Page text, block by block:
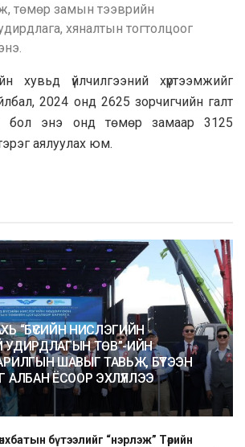
төмөр замын тээврийн
хяналтын тогтолцоог
хувьд үйлчилгээний хүртээмжийг
2024 онд 2625 зорчигчийн галт
бол энэ онд төмөр замаар 3125
аялуулах юм.
“БҮСИЙН НИСЛЭГИЙН
ТӨВ”-ИЙН
ШАВЫГ ТАВЬЖ, БҮТЭЭН
ЁСООР ЭХЛҮҮЛЛЭЭ
бүтээлийг “нэрлэж” Төрийн